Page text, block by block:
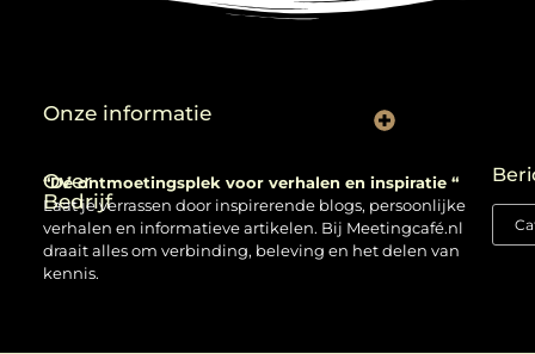
Over
Bedrijf
“Dé ontmoetingsplek voor verhalen en inspiratie “
Laat je verrassen door inspirerende blogs, persoonlijke
verhalen en informatieve artikelen. Bij Meetingcafé.nl
draait alles om verbinding, beleving en het delen van
kennis.
Onze informatie